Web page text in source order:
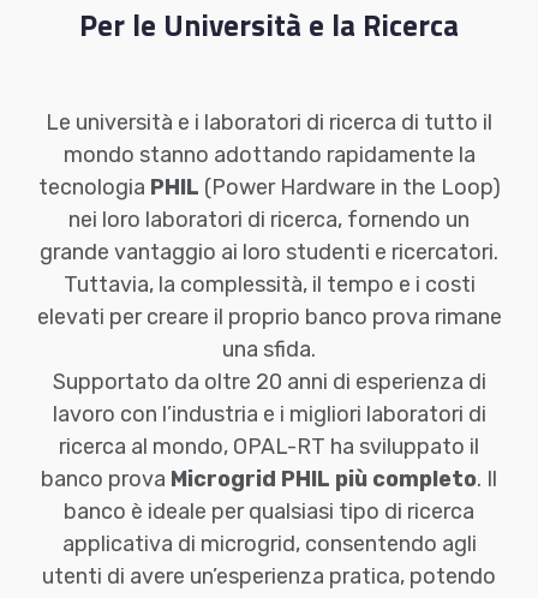
Per le Università e la Ricerca
Le università e i laboratori di ricerca di tutto il
mondo stanno adottando rapidamente la
tecnologia PHIL (Power Hardware in the Loop)
nei loro laboratori di ricerca, fornendo un
grande vantaggio ai loro studenti e ricercatori.
Tuttavia, la complessità, il tempo e i costi
elevati per creare il proprio banco prova rimane
una sfida.
Supportato da oltre 20 anni di esperienza di
lavoro con l’industria e i migliori laboratori di
ricerca al mondo, OPAL-RT ha sviluppato il
banco prova Microgrid PHIL più completo. Il
banco è ideale per qualsiasi tipo di ricerca
applicativa di microgrid, consentendo agli
utenti di avere un’esperienza pratica, potendo